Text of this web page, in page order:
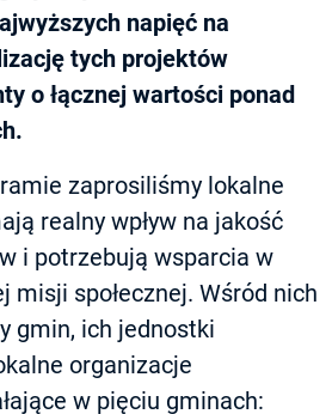
napięć na
tych projektów
o łącznej wartości ponad
zaprosiliśmy lokalne
realny wpływ na jakość
i potrzebują wsparcia w
misji społecznej. Wśród nich
gmin, ich jednostki
organizacje
w pięciu gminach: